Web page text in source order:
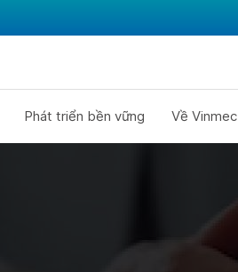
Phát triển bền vững Về Vinmec